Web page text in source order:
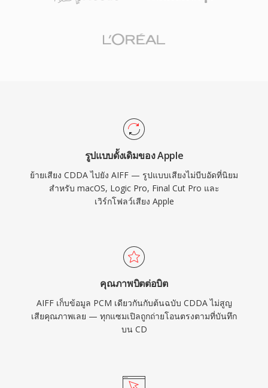
รูปแบบทำงานดั้งเดิม คอนเทนเนอร์รองรับอัตราสุ่ม
ประสิทธิภาพพื้นที่จัดเก็บ AIFF ยังคงเป็นทางเลือกที่
เชื่อถือได้ในอุตสาหกรรมการบันทึกเสียง
รูปแบบดั้งเดิมของ Apple
ย้ายเสียง CDDA ไปยัง AIFF — รูปแบบเสียงไม่บีบอัดที่นิยม
สำหรับ macOS, Logic Pro, Final Cut Pro และ
เวิร์กโฟลว์เสียง Apple
คุณภาพบิตต่อบิต
AIFF เก็บข้อมูล PCM เดียวกันกับต้นฉบับ CDDA ไม่สูญ
เสียคุณภาพเลย — ทุกแซมเปิลถูกถ่ายโอนตรงตามที่บันทึก
บน CD